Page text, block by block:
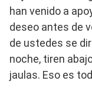
han venido a
deseo antes de
de ustedes se
noche, tiren
jaulas. Eso es